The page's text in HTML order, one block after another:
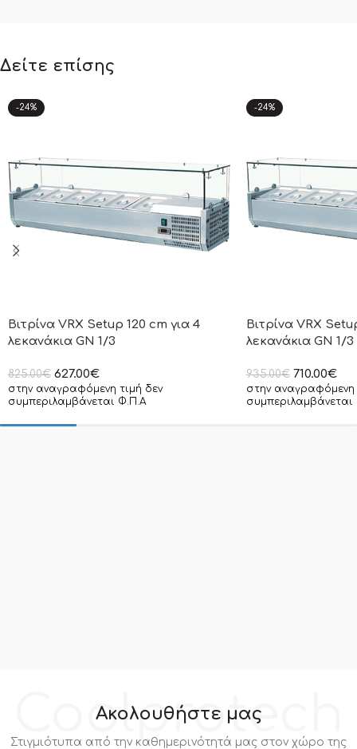
Δείτε επίσης
-24%
Βιτρίνα VRX Setup 120 cm για 4
λεκανάκια GN 1/3
825.00€ 627.00€
στην αναγραφόμενη τιμή δεν
συμπεριλαμβάνεται Φ.Π.Α
-24%
Βιτρίνα VRX
λεκανάκια GN 1/3
935.00€ 710.00€
στην αναγραφόμενη
Coolprotech
Ακολουθήστε μας
Στιγμιότυπα από την καθημερινότητά μας στον χώρο της